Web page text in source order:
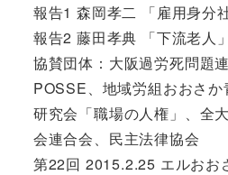
報告1 森岡孝二 「雇用身分
報告2 藤田孝典 「下流老人
協賛団体：大阪過労死問題
POSSE、地域労組おおさか
研究会「職場の人権」、全
会連合会、民主法律協会
第22回 2015.2.25 エルおお